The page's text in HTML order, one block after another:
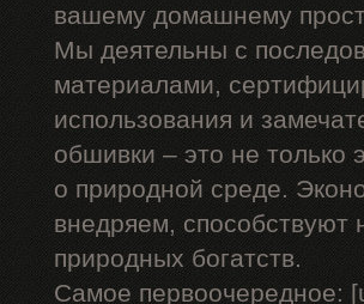
вашему домашнему
Мы деятельны с
материалами,
использования и
обшивки – это не только
о природной среде.
внедряем,
природных богатств.
Самое первоочередное: